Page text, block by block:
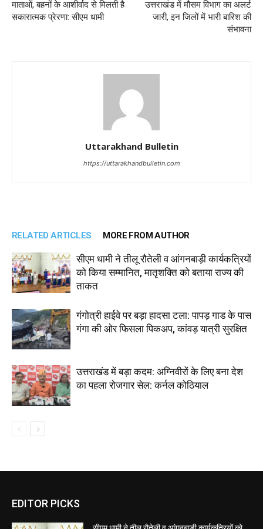
माताओं, बहनों के आशीर्वाद से मिलती है
सकारात्मक प्रेरणा: सीएम धामी
उत्तराखंड में मौसम विभाग का अलर्ट
जारी, इन जिलों में भारी बारिश की
संभावना
Uttarakhand Bulletin
https://uttarakhandbulletin.com
RELATED ARTICLES MORE FROM AUTHOR
सीएम धामी ने तीलू रौतेली व आंगनबाड़ी कार्यकत्रियों
को किया सम्मानित, मातृशक्ति को बताया राज्य की
ताकत
गंगोत्री हाईवे पर बड़ा हादसा टला: पापड़ गाड के पास
गंगा की ओर फिसला पिकअप, कांवड़ यात्री सुरक्षित
उत्तराखंड में बड़ा कदम: अग्निवीरों के लिए बना देश
का पहला रोजगार सेल: कर्नल कोठियाल
EDITOR PICKS